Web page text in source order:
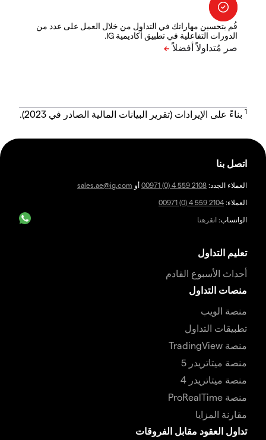
قُم بتحسين مهاراتك في التداول من خلال العمل على عدد من
الدورات التفاعلية في تطبيق أكاديمية IG.
1 بناءً على الإيرادات (تقرير البيانات المالية الصادر في 2023).
اتصل بنا
العملاء الجدد: 00971 (0) 4 559 2108 أو sales.ae@ig.com
العملاء: 00971 (0) 4 559 2104
الواتساب: انقرهنا
تعليم التداول
أحداث الأسبوع القادم
منصات التداول
منصة الويب
تطبيقات التداول
منصة TradingView
منصة ميتاتريدر 5
منصة ميتاتريدر 4
منصة ProRealTime
مقارنة المزايا
تداول العقود مقابل الفروقات